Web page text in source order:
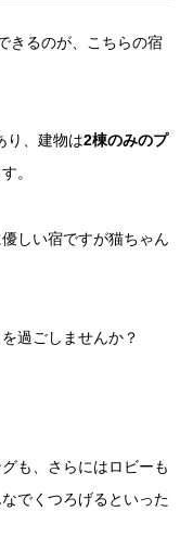
きるのが、こちらの宿
り、建物は2棟のみのプ
。
しい宿ですが猫ちゃん
過ごしませんか？
も、さらにはロビーも
でくつろげるといった